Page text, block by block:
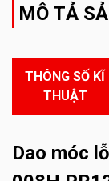
MÔ TẢ
THÔNG SỐ KĨ
THUẬT
Dao móc